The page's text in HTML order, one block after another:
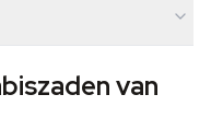
van